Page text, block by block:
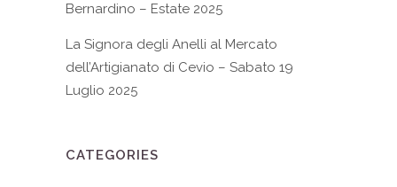
Bernardino – Estate 2025
La Signora degli Anelli al Mercato
dell’Artigianato di Cevio – Sabato 19
Luglio 2025
CATEGORIES